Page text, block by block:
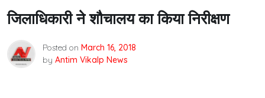
जिलाधिकारी ने शौचालय का किया निरीक्षण
Posted on March 16, 2018
by Antim Vikalp News